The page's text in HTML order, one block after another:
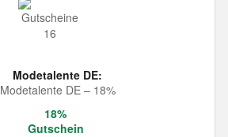
Modetalente DE:
Modetalente DE – 18%
18%
Gutschein